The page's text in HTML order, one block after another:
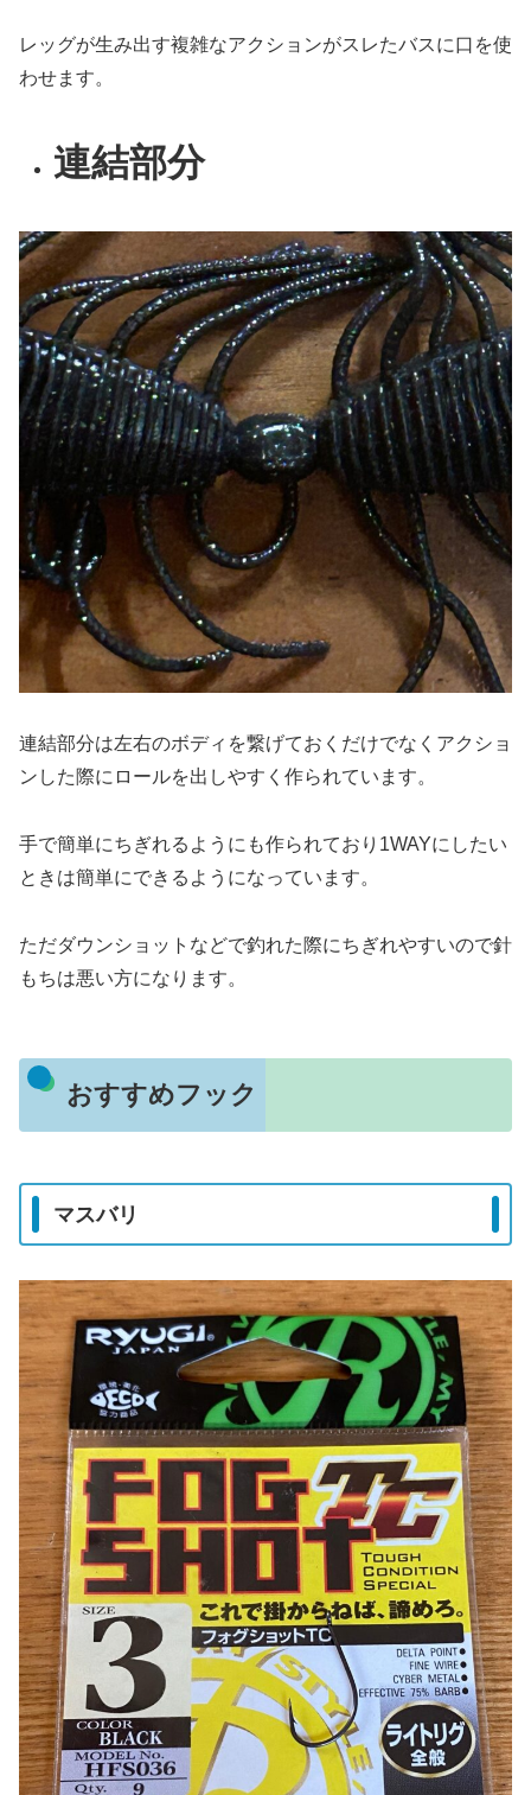
レッグが生み出す複雑なアクションがスレたバスに口を使
わせます。
連結部分
連結部分は左右のボディを繋げておくだけでなくアクショ
ンした際にロールを出しやすく作られています。
手で簡単にちぎれるようにも作られており1WAYにしたい
ときは簡単にできるようになっています。
ただダウンショットなどで釣れた際にちぎれやすいので針
もちは悪い方になります。
おすすめフック
マスバリ